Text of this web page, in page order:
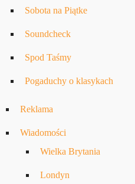
Sobota na Piątke
Soundcheck
Spod Taśmy
Pogaduchy o klasykach
Reklama
Wiadomości
Wielka Brytania
Londyn